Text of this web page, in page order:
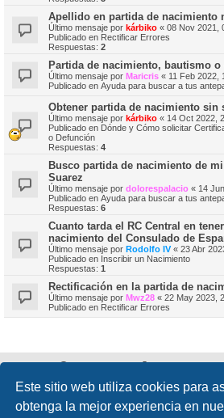
Este sitio web utiliza cookies para
obtenga la mejor experiencia en
Apellido en partida de nacimiento
Último mensaje por kárbiko « 08 Nov 2021,
Publicado en Rectificar Errores
Respuestas: 2
Partida de nacimiento, bautismo
Último mensaje por Maricris « 11 Feb 2022,
Publicado en Ayuda para buscar a tus
Obtener partida de nacimiento sin
Último mensaje por kárbiko « 14 Oct 2022,
Publicado en Dónde y Cómo solicitar
o Defunción
Respuestas: 4
Busco partida de nacimiento de
Suarez
Último mensaje por dolorespalacio « 14
Publicado en Ayuda para buscar a tus
Respuestas: 6
Cuanto tarda el RC Central en
nacimiento del Consulado de
Último mensaje por Rodolfo IV« 23 Abr
Publicado en Inscribir un Nacimiento
Respuestas: 1
Rectificación en la partida de
Último mensaje por Mwz28 « 22 May 2023,
Publicado en Rectificar Errores
Copyright © 2008 - 2026 www.fororegistrocivil.es Todos
Desarrollado porphpBB® Forum Software © phpBB